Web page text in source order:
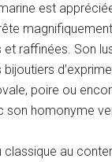
marine est
raffinées. Son
poire ou
son homonyme
classique au